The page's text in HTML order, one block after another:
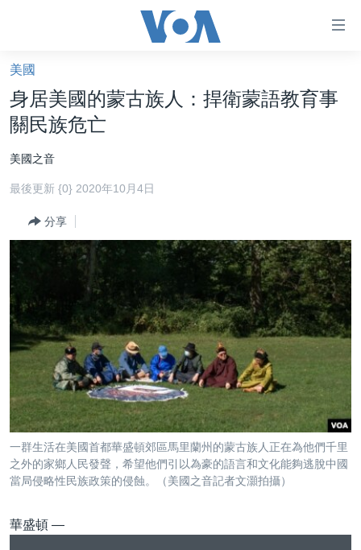
礙
鏈
接
跳
轉
內
導
轉
索
美國大選2024
海外港人
新聞自由
揭謊頻道
美國
中國
國際
經貿
視頻
每日視頻新聞
VOA 60秒 (國際)
美國專訊
音頻
時事經緯
新聞音頻
美國
身居美國的蒙古族人：捍衛蒙語教育事
關民族危亡
美國之音
最後更新 {0} 2020年10月4日
分享
一群生活在美國首都華盛頓郊區馬里蘭州的蒙古族人正在為他們千里
之外的家鄉人民發聲，希望他們引以為豪的語言和文化能夠逃脫中國
當局侵略性民族政策的侵蝕。（美國之音記者文灝拍攝）
華盛頓 —